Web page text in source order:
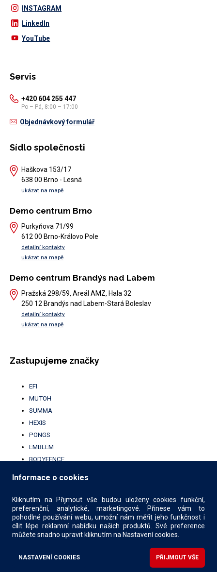
INSTAGRAM
LinkedIn
YouTube
Servis
+420 604 255 447
Po – Pá, 8:00 – 17:00
Objednávkový formulář
Sídlo společnosti
Haškova 153/17
638 00 Brno - Lesná
ukázat na mapě
Demo centrum Brno
Purkyňova 71/99
612 00 Brno-Královo Pole
detailní kontakty
ukázat na mapě
Demo centrum Brandýs nad Labem
Pražská 298/59, Areál AMZ, Hala 32
250 12 Brandýs nad Labem-Stará Boleslav
detailní kontakty
ukázat na mapě
Zastupujeme značky
EFI
MUTOH
SUMMA
HEXIS
PONGS
EMBLEM
BODYFENCE
KALA
© 2026 COMIMPEX PRINT s.r.o.
CMS engine Štefl software
Informace o cookies
Kliknutím na Přijmout vše budou uloženy cookies funkční,
preferenční, analytické, marketingové. Přinese vám to
pohodlné používání webu, umožní nám měřit jeho funkčnost i
cílit lépe reklamní nabídku našich produktů. Své preference
můžete snadno upravit kliknutím na Nastavení cookies.
NASTAVENÍ COOKIES PŘIJMOUT VŠE